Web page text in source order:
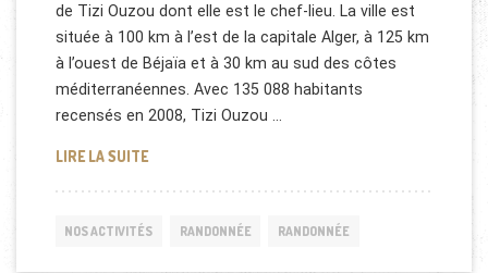
de Tizi Ouzou dont elle est le chef-lieu. La ville est
située à 100 km à l’est de la capitale Alger, à 125 km
à l’ouest de Béjaïa et à 30 km au sud des côtes
méditerranéennes. Avec 135 088 habitants
recensés en 2008, Tizi Ouzou …
LIRE LA SUITERANDONNÉE TIZI OUZOU, ALGÉRIE
NOS ACTIVITÉS RANDONNÉE RANDONNÉE